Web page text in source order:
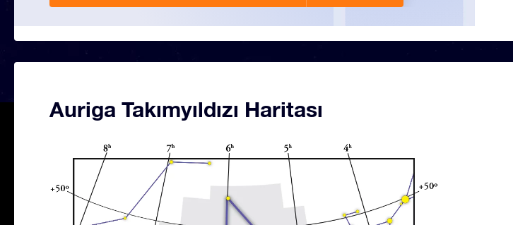
Auriga Takımyıldızı Haritası